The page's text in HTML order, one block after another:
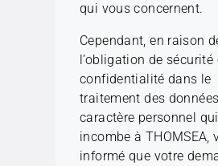
qui vous concernent.
Cependant, en raison
l’obligation de sécurité
confidentialité dans le
traitement des
caractère personnel qui
incombe à THOMSEA,
informé que votre